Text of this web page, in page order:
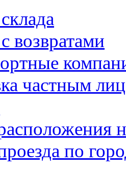
возвратами
частным
по